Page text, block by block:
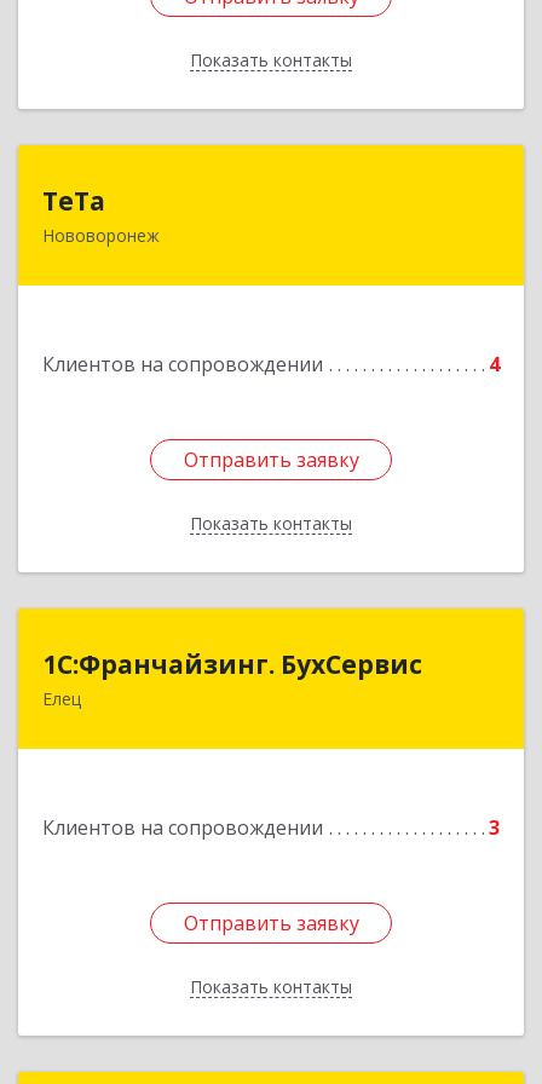
Показать контакты
Назад
ТеТа
Нововоронеж
Клиентов на сопровождении 4
Отправить заявку
Показать контакты
396 073, Нововоронеж г, а/я, дом № 30
Отправить заявку
Назад
1С:Франчайзинг. БухСервис
Елец
Клиентов на сопровождении 3
Отправить заявку
Показать контакты
1С:Франчайзинг. БухСервис
Отправить заявку
Назад